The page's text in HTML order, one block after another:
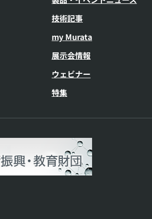
技術記事
my Murata
展示会情報
ウェビナー
特集